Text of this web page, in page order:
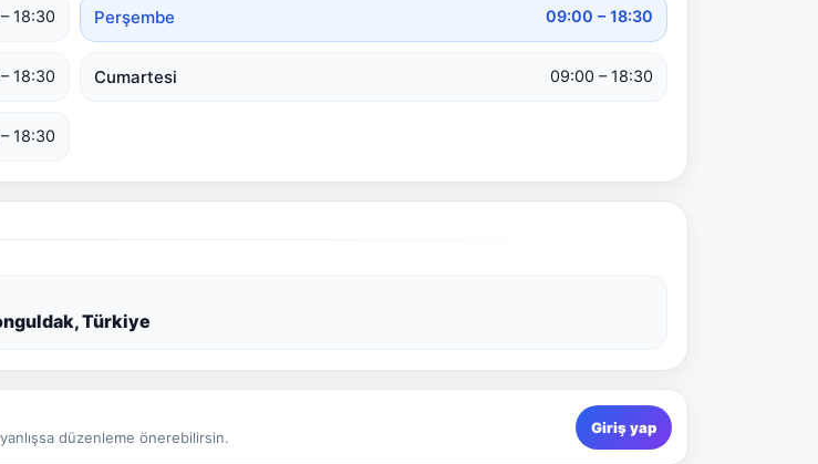
18:30 Perşembe 09:00 – 18:30
18:30 Cumartesi 09:00 – 18:30
18:30
Türkiye
düzenleme önerebilirsin.
Giriş yap